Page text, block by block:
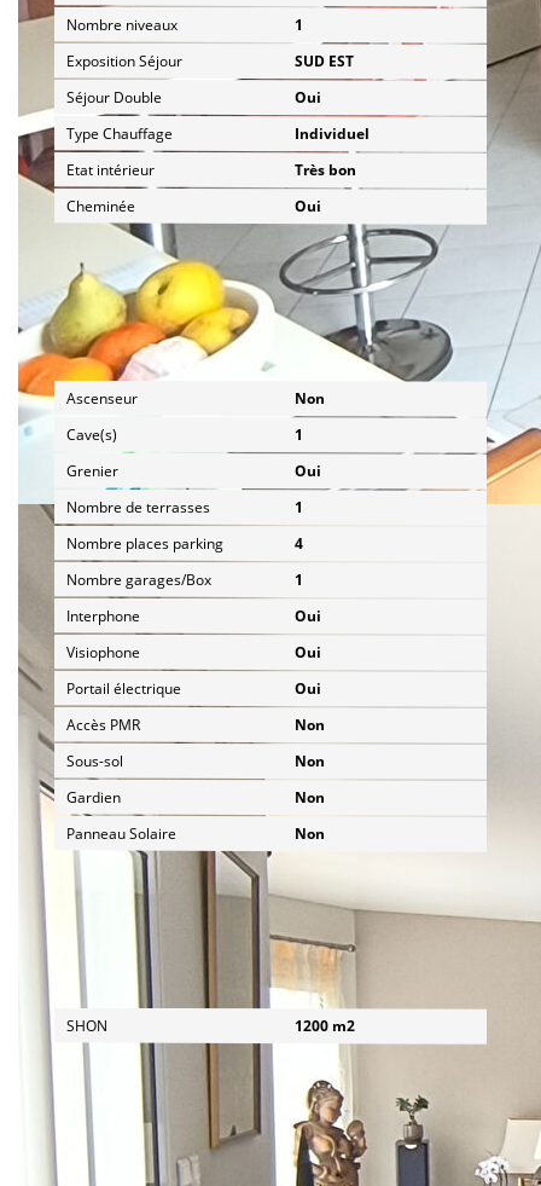
Nombre niveaux
1
Exposition Séjour
SUD EST
Séjour Double
Oui
Type Chauffage
Individuel
Etat intérieur
Très bon
Cheminée
Oui
Autres
Ascenseur
Non
Cave(s)
1
Grenier
Oui
Nombre de terrasses
1
Nombre places parking
4
Nombre garages/Box
1
Interphone
Oui
Visiophone
Oui
Portail électrique
Oui
Accès PMR
Non
Sous-sol
Non
Gardien
Non
Panneau Solaire
Non
Terrain
SHON 1200 m2
Diagnostics